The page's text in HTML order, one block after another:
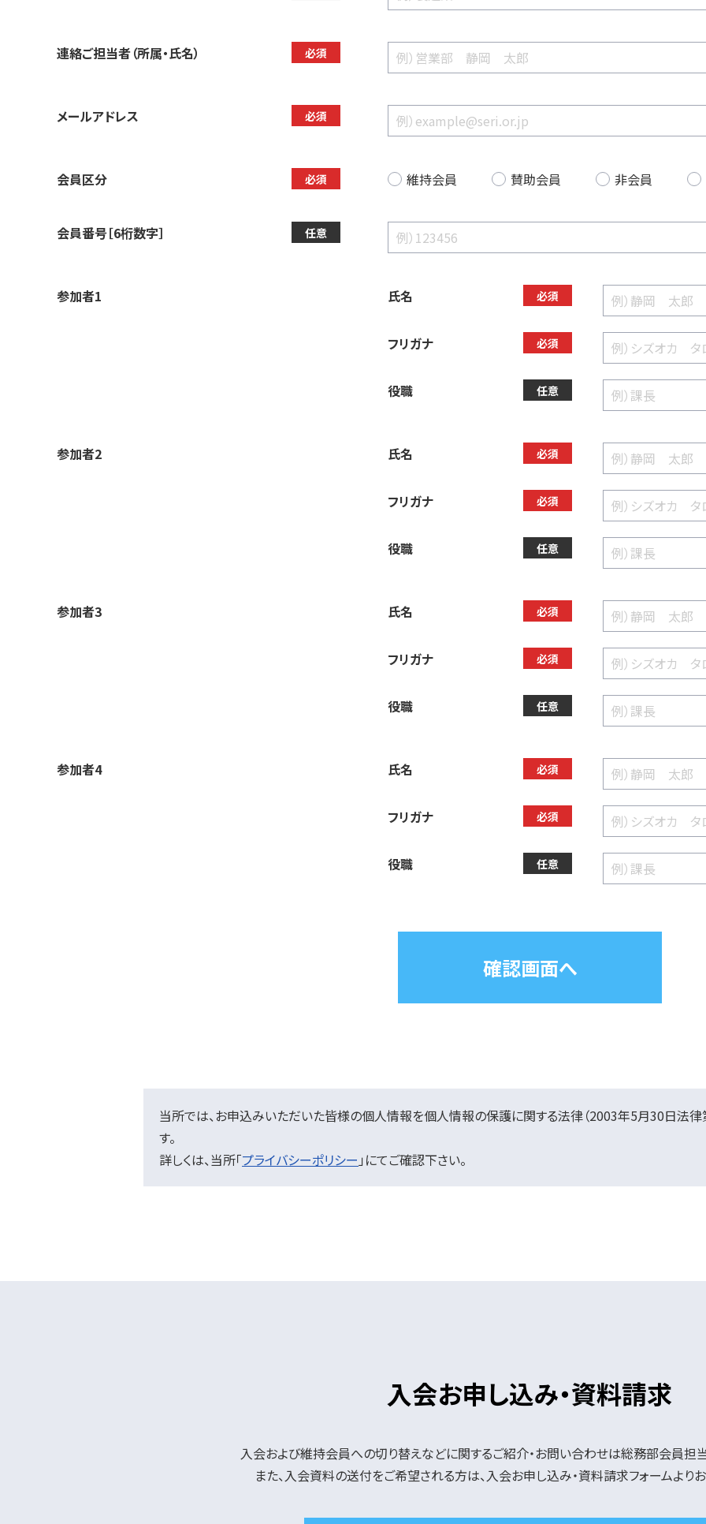
連絡ご担当者（所属・氏名） 必須
メールアドレス 必須
会員区分 必須 維持会員 賛助会員 非会員
会員番号［6桁数字］ 任意
参加者1 氏名 必須
フリガナ 必須
役職 任意
参加者2 氏名 必須
フリガナ 必須
役職 任意
参加者3 氏名 必須
フリガナ 必須
役職 任意
参加者4 氏名 必須
フリガナ 必須
役職 任意
当所では、お申込みいただいた皆様の個人情報を個人情報の保護に関する法律（2003年5月30日法律
す。
詳しくは、当所「プライバシーポリシー 」にてご確認下さい。
入会お申し込み・資料請求
入会および維持会員への切り替えなどに関するご紹介・お問い合わせは総務部会員担
また、入会資料の送付をご希望される方は、入会お申し込み・資料請求フォームより